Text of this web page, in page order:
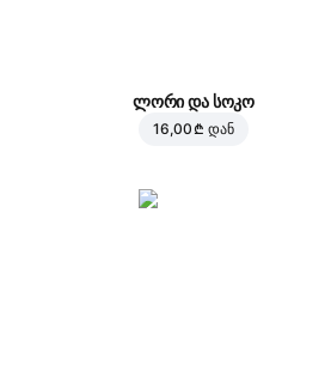
ლორი და სოკო
16,00 ₾ დან